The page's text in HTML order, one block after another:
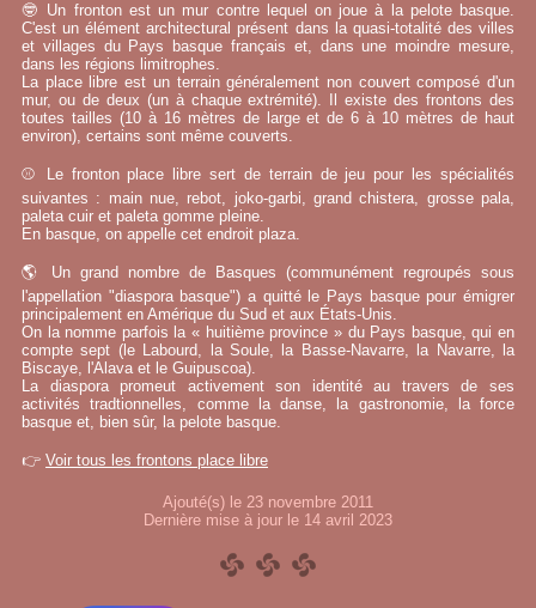
🤓 Un fronton est un mur contre lequel on joue à la pelote basque.
C'est un élément architectural présent dans la quasi-totalité des villes
et villages du Pays basque français et, dans une moindre mesure,
dans les régions limitrophes.
La place libre est un terrain généralement non couvert composé d'un
mur, ou de deux (un à chaque extrémité). Il existe des frontons des
toutes tailles (10 à 16 mètres de large et de 6 à 10 mètres de haut
environ), certains sont même couverts.
⚾ Le fronton place libre sert de terrain de jeu pour les spécialités
suivantes : main nue, rebot, joko-garbi, grand chistera, grosse pala,
paleta cuir et paleta gomme pleine.
En basque, on appelle cet endroit plaza.
🌎 Un grand nombre de Basques (communément regroupés sous
l'appellation "diaspora basque") a quitté le Pays basque pour émigrer
principalement en Amérique du Sud et aux États-Unis.
On la nomme parfois la « huitième province » du Pays basque, qui en
compte sept (le Labourd, la Soule, la Basse-Navarre, la Navarre, la
Biscaye, l'Alava et le Guipuscoa).
La diaspora promeut activement son identité au travers de ses
activités tradtionnelles, comme la danse, la gastronomie, la force
basque et, bien sûr, la pelote basque.
👉 Voir tous les frontons place libre
Ajouté(s) le 23 novembre 2011
Dernière mise à jour le 14 avril 2023